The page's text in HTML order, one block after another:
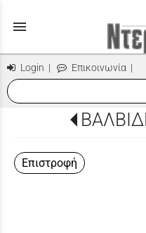
menu
Login | Επικοινωνία |
Επιστροφή